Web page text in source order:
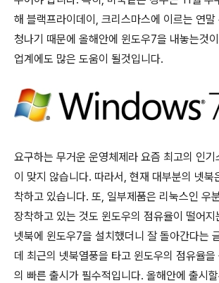
해 블랙프라이데이, 크리스마스에 이르는 연말
청나기 때문에 올해안에 윈도우7을 내놓는것
업계에도 많은 도움이 될것입니다.
요구하는 무거운 운영체제라 요즘 최고의 인
이 맞지 않습니다. 따라서, 현재 대부분의 넷북
착하고 있습니다. 또, 일부제품은 리눅스인 우
장착하고 있는 것도 윈도우의 점유율이 떨어
넷북에 윈도우7을 설치했더니 잘 돌아간다는
데 최근의 넷북열풍을 타고 윈도우의 점유율
의 빠른 출시가 필수적입니다. 올해안에 출시